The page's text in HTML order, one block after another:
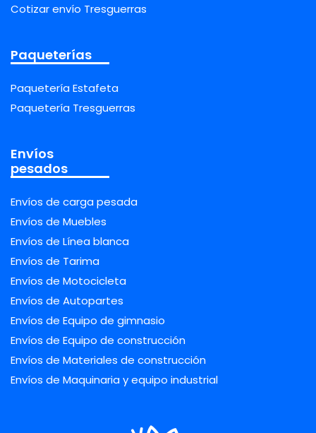
Cotizar envío Tresguerras
Paqueterías
Paquetería Estafeta
Paquetería Tresguerras
Envíos
pesados
Envíos de carga pesada
Envíos de Muebles
Envíos de Línea blanca
Envíos de Tarima
Envíos de Motocicleta
Envíos de Autopartes
Envíos de Equipo de gimnasio
Envíos de Equipo de construcción
Envíos de Materiales de construcción
Envíos de Maquinaria y equipo industrial